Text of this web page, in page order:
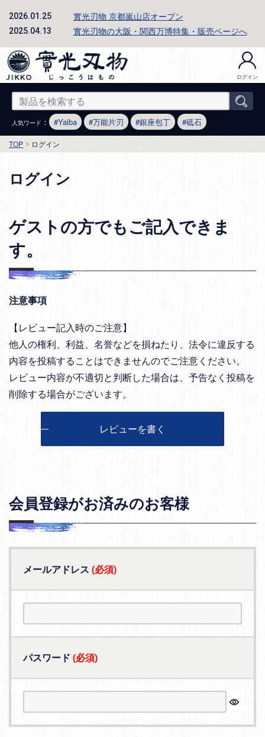
2026.01.25 實光刃物 京都嵐山店オープン
2025.04.13 實光刃物の大阪・関西万博特集・販売ページへ
ログイン
人気ワード ： Yaiba 万能片刃 銀座包丁 砥石
TOP ログイン
ログイン
ゲストの方でもご記入できま
す。
注意事項
【レビュー記入時のご注意】
他人の権利、利益、名誉などを損ねたり、法令に違反する
内容を投稿することはできませんのでご注意ください。
レビュー内容が不適切と判断した場合は、予告なく投稿を
削除する場合がございます。
レビューを書く
会員登録がお済みのお客様
メールアドレス (必須)
パスワード (必須)